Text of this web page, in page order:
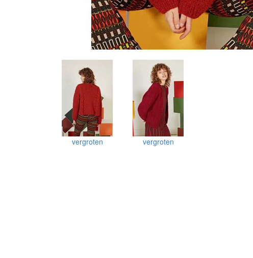
vergroten vergroten